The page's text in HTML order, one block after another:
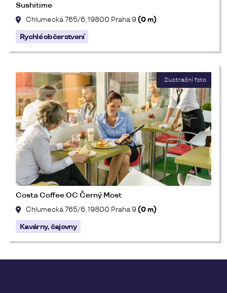
Sushitime
Chlumecká 765/6, 19800 Praha 9(0 m)
Rychlé občerstvení
Costa Coffee OC Černý Most
Chlumecká 765/6, 19800 Praha 9(0 m)
Kavárny, čajovny